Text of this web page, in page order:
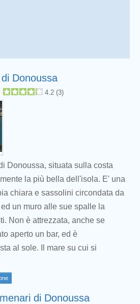
Donoussa
4.2 (3)
Donoussa, situata sulla costa
la più bella dell'isola. E' una
chiara e sassolini circondata da
un muro alle sue spalle la
Non è attrezzata, anche se
aperto un bar, ed è
al sole. Il mare su cui si
di Donoussa